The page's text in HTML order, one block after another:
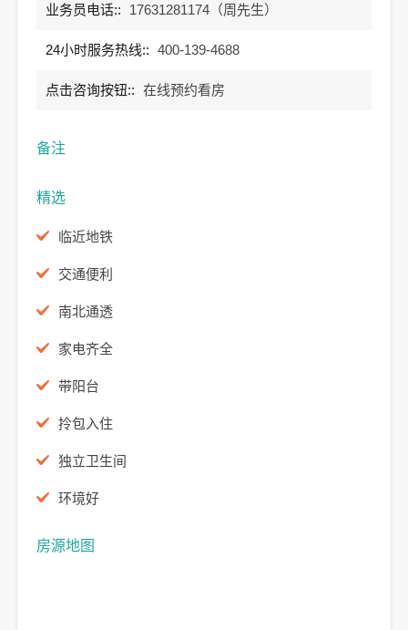
业务员电话:: 17631281174（周先生）
24小时服务热线:: 400-139-4688
点击咨询按钮:: 在线预约看房
备注
精选
临近地铁
交通便利
南北通透
家电齐全
带阳台
拎包入住
独立卫生间
环境好
房源地图